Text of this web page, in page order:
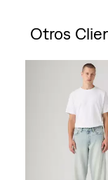
Otros